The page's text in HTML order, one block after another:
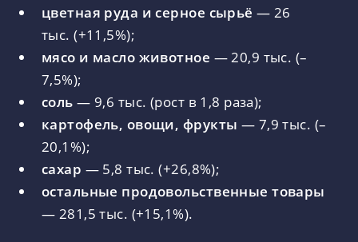
цветная руда и серное сырьё — 26
тыс. (+11,5%);
мясо и масло животное — 20,9 тыс. (–
7,5%);
соль — 9,6 тыс. (рост в 1,8 раза);
картофель, овощи, фрукты — 7,9 тыс. (–
20,1%);
сахар — 5,8 тыс. (+26,8%);
остальные продовольственные товары
— 281,5 тыс. (+15,1%).